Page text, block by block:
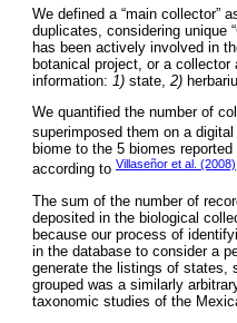
We defined a “main collector”
duplicates, considering unique
has been actively involved in
botanical project, or a
information: 1) state, 2)
We quantified the number of
superimposed them on a
biome to the 5 biomes
according to Villaseñor et al. (2008)
The sum of the number of
deposited in the biological
because our process of
in the database to consider a
generate the listings of states,
grouped was a similarly
taxonomic studies of the